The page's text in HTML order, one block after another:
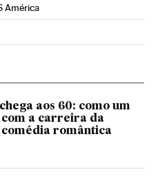
América
Instagram
en Facebook
aos 60: como um
com a carreira da
romântica